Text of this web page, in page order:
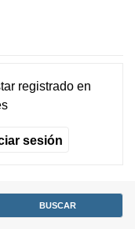
registradoen
sesión